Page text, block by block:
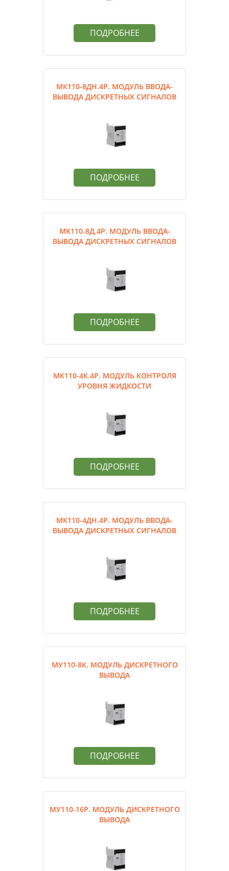
ПОДРОБНЕЕ
МК110-8ДН.4Р. МОДУЛЬ ВВОДА-
ВЫВОДА ДИСКРЕТНЫХ СИГНАЛОВ
ПОДРОБНЕЕ
МК110-8Д.4Р. МОДУЛЬ ВВОДА-
ВЫВОДА ДИСКРЕТНЫХ СИГНАЛОВ
ПОДРОБНЕЕ
МК110-4К.4Р. МОДУЛЬ КОНТРОЛЯ
УРОВНЯ ЖИДКОСТИ
ПОДРОБНЕЕ
МК110-4ДН.4Р. МОДУЛЬ ВВОДА-
ВЫВОДА ДИСКРЕТНЫХ СИГНАЛОВ
ПОДРОБНЕЕ
МУ110-8К. МОДУЛЬ ДИСКРЕТНОГО
ВЫВОДА
ПОДРОБНЕЕ
МУ110-16Р. МОДУЛЬ ДИСКРЕТНОГО
ВЫВОДА